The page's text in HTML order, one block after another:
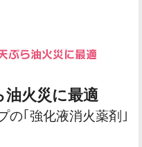
火災に最適
の｢強化液消火薬剤｣